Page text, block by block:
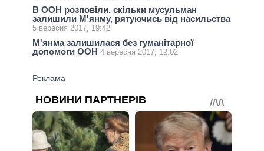
В ООН розповіли, скільки мусульман
залишили М'янму, рятуючись від насильства
5 вересня 2017, 19:42
М'янма залишилася без гуманітарної
допомоги ООН 4 вересня 2017, 12:02